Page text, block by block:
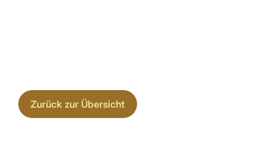
Zurück zur Übersicht